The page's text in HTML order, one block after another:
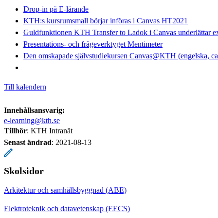
Drop-in på E-lärande
KTH:s kursrumsmall börjar införas i Canvas HT2021
Guldfunktionen KTH Transfer to Ladok i Canvas underlättar
Presentations- och frågeverktyget Mentimeter
Den omskapade självstudiekursen Canvas@KTH (engelska,
Till kalendern
Innehållsansvarig:
e-learning@kth.se
Tillhör: KTH Intranät
Senast ändrad: 2021-08-13
Skolsidor
Arkitektur och samhällsbyggnad (ABE)
Elektroteknik och datavetenskap (EECS)